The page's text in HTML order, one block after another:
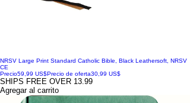
NRSV Large Print Standard Catholic Bible, Black Leathersoft, NRSV
CE
Precio59,99 US$Precio de oferta30,99 US$
SHIPS FREE OVER 13.99
Agregar al carrito